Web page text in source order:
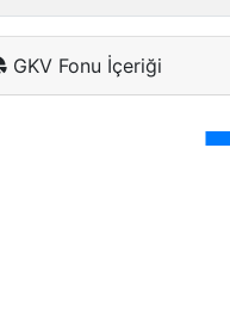
GKV Fonu İçeriği